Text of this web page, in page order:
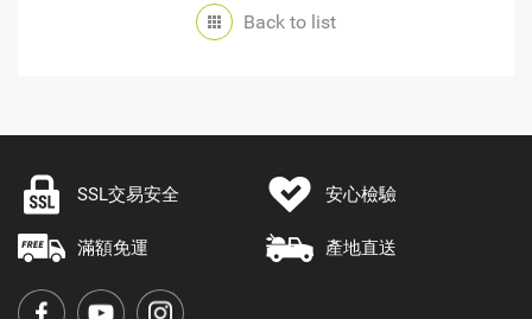
Back to list
SSL交易安全 安心檢驗
滿額免運 產地直送